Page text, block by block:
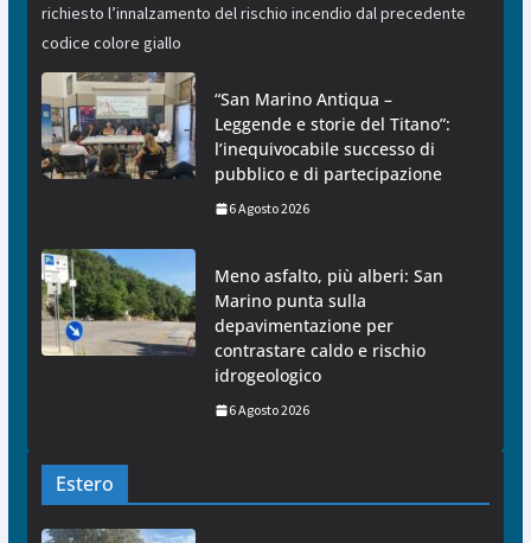
richiesto l’innalzamento del rischio incendio dal precedente
codice colore giallo
“San Marino Antiqua –
Leggende e storie del Titano”:
l’inequivocabile successo di
pubblico e di partecipazione
6 Agosto 2026
Meno asfalto, più alberi: San
Marino punta sulla
depavimentazione per
contrastare caldo e rischio
idrogeologico
6 Agosto 2026
Estero